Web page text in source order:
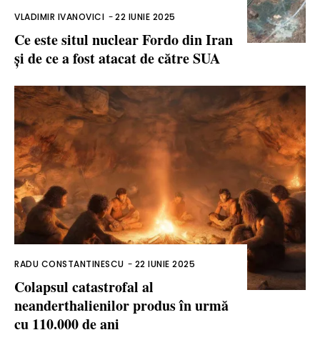
VLADIMIR IVANOVICI -22 IUNIE 2025
Ce este situl nuclear Fordo din Iran
și de ce a fost atacat de către SUA
RADU CONSTANTINESCU - 22 IUNIE 2025
Colapsul catastrofal al
neanderthalienilor produs în urmă
cu 110.000 de ani